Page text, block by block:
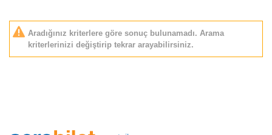
Aradığınız kriterlere göre sonuç bulunamadı. Arama
kriterlerinizi değiştirip tekrar arayabilirsiniz.